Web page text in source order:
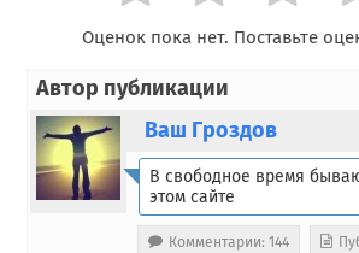
Оценок пока нет. Поставьте
Автор публикации
Ваш Гроздов
В свободное время
этом сайте
Комментарии: 144